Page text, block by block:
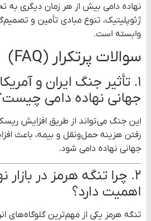
نهاده دامی بیش از هر زمان دیگری به
ژئوپلیتیک، تنوع مبادی تأمین و
وابسته است.
سوالات پرتکرار (FAQ)
۱. تأثیر جنگ ایران و آمریکا
جهانی نهاده دامی
این جنگ می‌تواند از طریق افزایش ریسک
رفتن هزینه حمل‌ونقل و بیمه، باعث
جهانی نهاده دامی شود.
۲. چرا تنگه هرمز در بازار
اهمیت دارد؟
تنگه هرمز یکی از مهم‌ترین گلوگاه‌های